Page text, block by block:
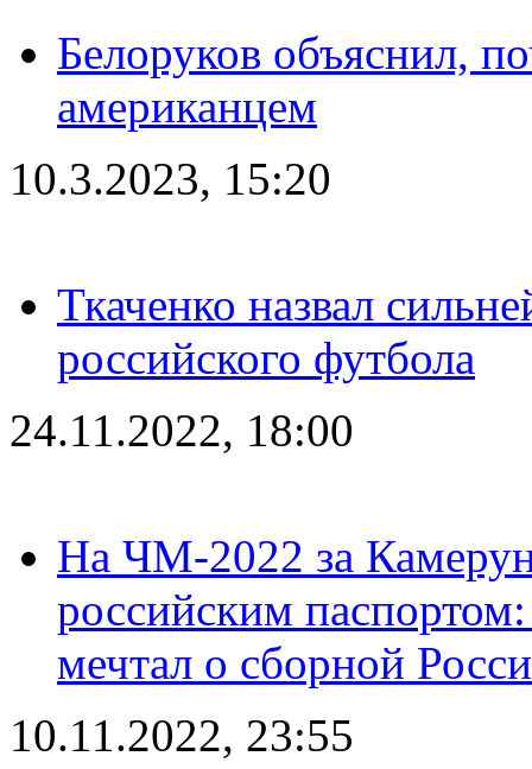
Белоруков объяснил,
американцем
10.3.2023, 15:20
Ткаченко назвал
российского футбола
24.11.2022, 18:00
На ЧМ-2022 за
российским
мечтал о сборной
10.11.2022, 23:55